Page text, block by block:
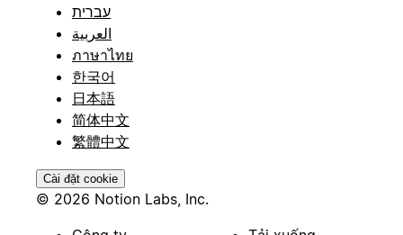
עברית
العربية
ภาษาไทย
한국어
日本語
简体中文
繁體中文
Cài đặt cookie
© 2026 Notion Labs, Inc.